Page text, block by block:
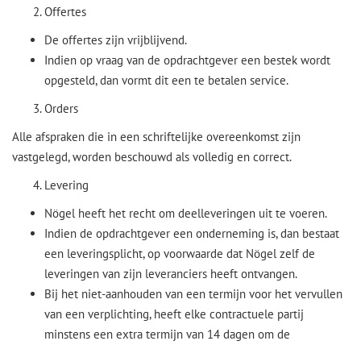
Offertes
De offertes zijn vrijblijvend.
Indien op vraag van de opdrachtgever een bestek wordt
opgesteld, dan vormt dit een te betalen service.
Orders
Alle afspraken die in een schriftelijke overeenkomst zijn
vastgelegd, worden beschouwd als volledig en correct.
Levering
Nögel heeft het recht om deelleveringen uit te voeren.
Indien de opdrachtgever een onderneming is, dan bestaat
een leveringsplicht, op voorwaarde dat Nögel zelf de
leveringen van zijn leveranciers heeft ontvangen.
Bij het niet-aanhouden van een termijn voor het vervullen
van een verplichting, heeft elke contractuele partij
minstens een extra termijn van 14 dagen om de